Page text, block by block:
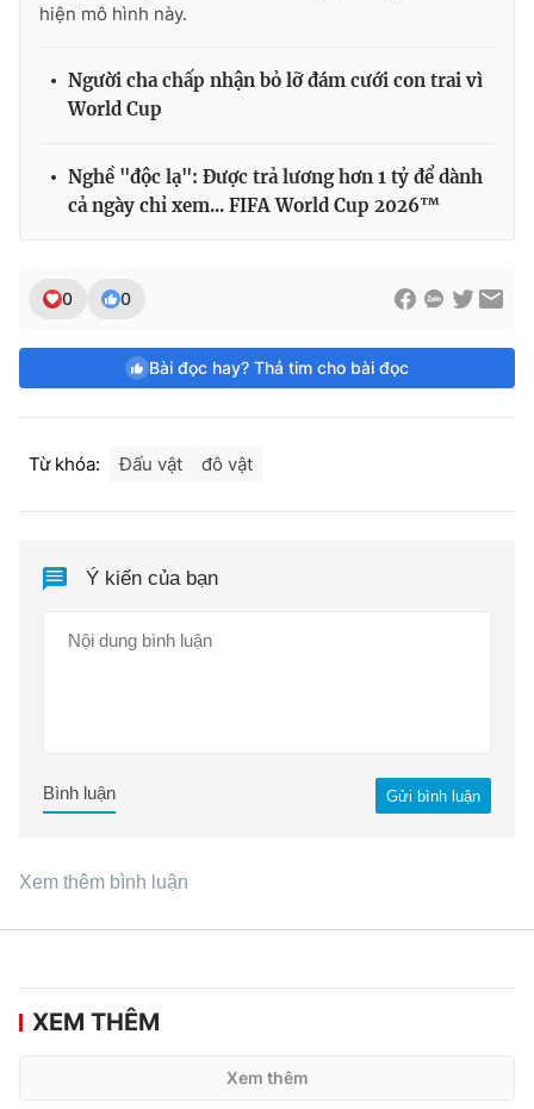
hiện mô hình này.
Người cha chấp nhận bỏ lỡ đám cưới con trai vì
World Cup
Nghề "độc lạ": Được trả lương hơn 1 tỷ để dành
cả ngày chỉ xem... FIFA World Cup 2026™
0 0
Bài đọc hay? Thả tim cho bài đọc
Từ khóa: Đấu vật đô vật
Ý kiến của bạn
Gửi bình luận
Bình luận
Xem thêm bình luận
XEM THÊM
Xem thêm